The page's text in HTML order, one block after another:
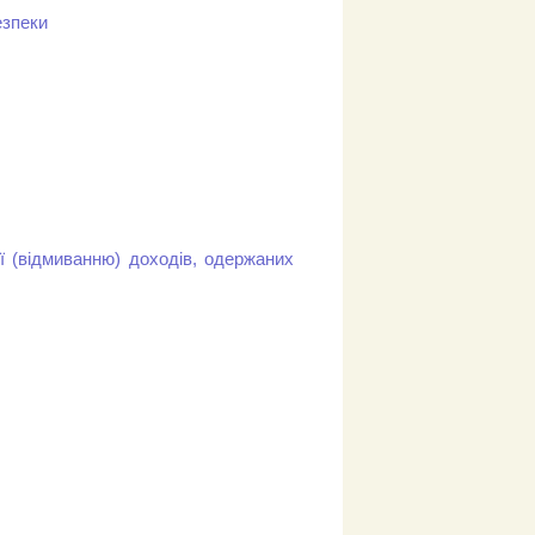
(відмиванню) доходів, одержаних